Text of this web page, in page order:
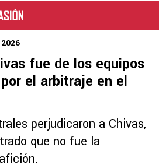
fue de los equipos
el arbitraje en el
perjudicaron a Chivas,
que no fue la